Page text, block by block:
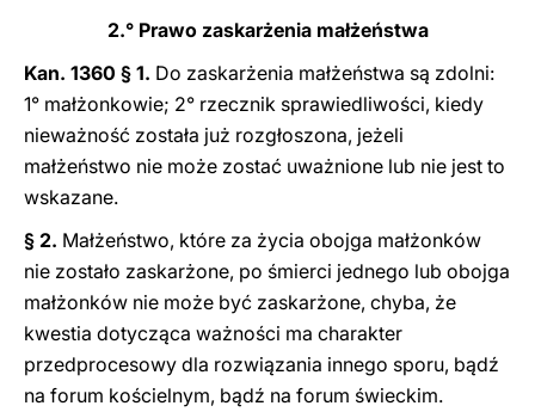
2.° Prawo zaskarżenia małżeństwa
Kan. 1360 § 1. Do zaskarżenia małżeństwa są zdolni:
1° małżonkowie; 2° rzecznik sprawiedliwości, kiedy
nieważność została już rozgłoszona, jeżeli
małżeństwo nie może zostać uważnione lub nie jest to
wskazane.
§ 2. Małżeństwo, które za życia obojga małżonków
nie zostało zaskarżone, po śmierci jednego lub obojga
małżonków nie może być zaskarżone, chyba, że
kwestia dotycząca ważności ma charakter
przedprocesowy dla rozwiązania innego sporu, bądź
na forum kościelnym, bądź na forum świeckim.